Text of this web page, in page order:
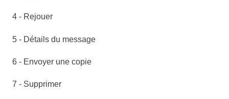
4 - Rejouer
5 - Détails du message
6 - Envoyer une copie
7 - Supprimer